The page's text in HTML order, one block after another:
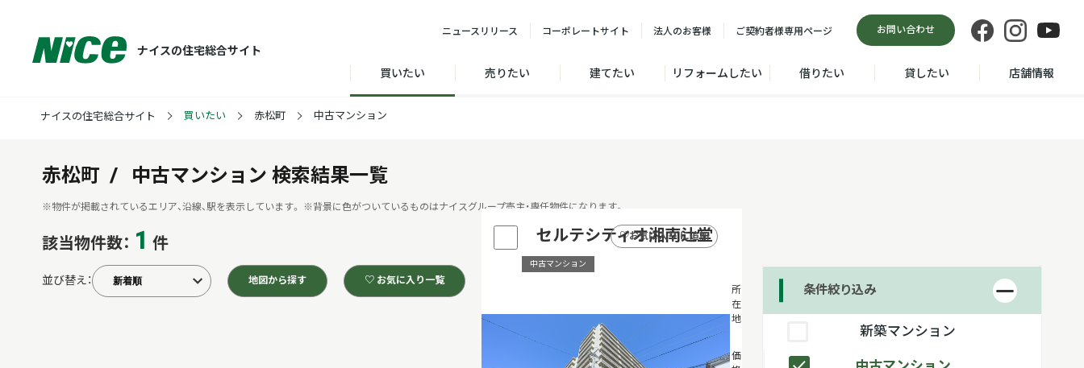
ナイスの住宅総合サイト
ニュース リリース コーポレートサイト 法人のお客様 ご契約者様専用ページ お問い合わせ
買いたい 売りたい 建てたい リフォームしたい 借りたい 貸したい 店舗情報
ナイスの住宅総合サイト 買いたい 赤松町 中古マンション
赤松町 中古マンション 検索結果一覧
※物件が掲載されているエリア、沿線、駅を表示しています。 ※背景に色がついているものはナイスグループ売主・専任物件になります。
該当物件数： 1 件
条件絞り込み
新築マンション
並び替え： 地図から探す ♡ お気に入り一覧
セルテシティオ湘南辻堂
中古マンション
所
在
地
茅ヶ崎市赤
価
6,180
♡お気に入り に追加